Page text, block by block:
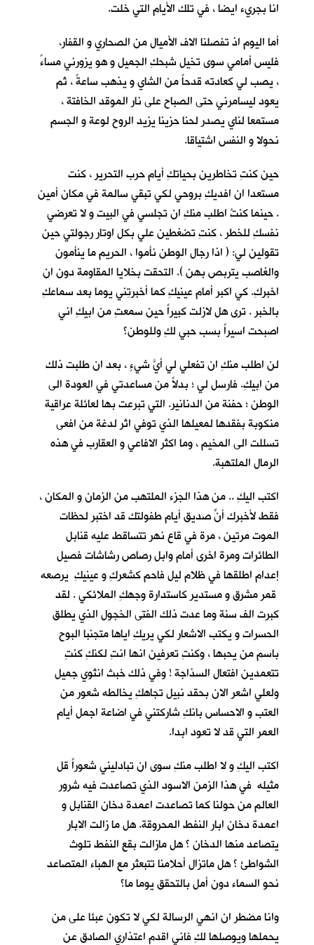
انا بجريء ايضا ، في تلك الأيام التي خلت.
أما اليوم اذ تفصلنا الاف الأميال من الصحاري و القفار،
فليس أمامي سوى تخيل شبحكِ الجميل و هو يزورني مساءً
، يصب لي كعادته قدحاً من الشاي و يذهب ساعةً ، ثم
يعود ليسامرني حتى الصباح على نار الموقد الخافتة ،
مستمعا لناي يصدر لحنا حزينا يزيد الروح لوعة و الجسم
نحولا و النفس اشتياقا.
حين كنتِ تخاطرين بحياتكِ أيام حرب التحرير ، كنت
مستعدا ان افديكِ بروحي لكي تبقي سالمة في مكان أمين
. حينما كنتُ اطلب منكِ ان تجلسي في البيت و لا تعرضي
نفسكِ للخطر ، كنتِ تضغطين علي بكل اوتار رجولتي حين
تقولين لي: ( اذا رجال الوطن نأموا ، الحريم ما ينأمون
والغاصب يتربص بهن ). التحقت بخلايا المقاومة دون ان
اخبركِ. كي اكبر أمام عينيكِ كما أخبرتِني يوما بعد سماعكِ
بالخبر . ترى هل لازلت كبيراً حين سمعتِ من ابيكِ اني
اصبحت اسيراً بسب حبي لكِ وللوطن؟
لن اطلب منكِ ان تفعلي لي أيَّ شيءٍ ، بعد ان طلبت ذلك
من ابيكِ. فارسل لي ؛ بدلاً من مساعدتي في العودة الى
الوطن ؛ حفنة من الدنانير. التي تبرعت بها لعائلة عراقية
منكوبة بفقدها لمعيلها الذي توفي اثر لدغة من افعى
تسللت الى المخيم ، وما اكثر الافاعي و العقارب في هذه
الرمال الملتهبة.
اكتب اليكِ .. من هذا الجزء الملتهب من الزمان و المكان ،
فقط لأخبرك أنّ صديق أيام طفولتكِ قد اختبر لحظات
الموت مرتين ، مرة في قاع نهر تتساقط عليه قنابل
الطائرات ومرة اخرى أمام وابل رصاص رشاشات فصيل
إعدام اطلقها في ظلام ليل فاحم كشعركِ و عينيكِ يرصعه
قمر مشرق و مستدير كاستدارة وجهكِ الملائكي . لقد
كبرت الف سنة وما عدت ذلك الفتى الخجول الذي يطلق
الحسرات و يكتب الاشعار لكي يريكِ اياها متجنبا البوح
باسم من يحبها ، وكنتِ تعرفين انها انتِ لكنكِ كنتِ
تتعمدين افتعال السذاجة ! وفي ذلك خبث انثوي جميل
ولعلي اشعر الان بحقد نبيل تجاهكِ يخالطه شعور من
العتب و الاحساس بانكِ شاركتني في اضاعة اجمل أيام
العمر التي قد لا تعود ابدا.
اكتب اليكِ و لا اطلب منكِ سوى ان تبادليني شعوراً قل
مثيله في هذا الزمن الاسود الذي تصاعدت فيه شرور
العالم من حولنا كما تصاعدت اعمدة دخان القنابل و
اعمدة دخان ابار النفط المحروقة. هل ما زالت الابار
يتصاعد منها الدخان ؟ هل مازالت بقع النفط تلوث
الشواطئ ؟ هل ماتزال أحلامنا تتبعثر مع الهباء المتصاعد
نحو السماء دون أمل بالتحقق يوما ما؟
وانا مضطر ان انهي الرسالة لكي لا تكون عبئا على من
يحملها ويوصلها لكِ فاني اقدم اعتذاري الصادق عن